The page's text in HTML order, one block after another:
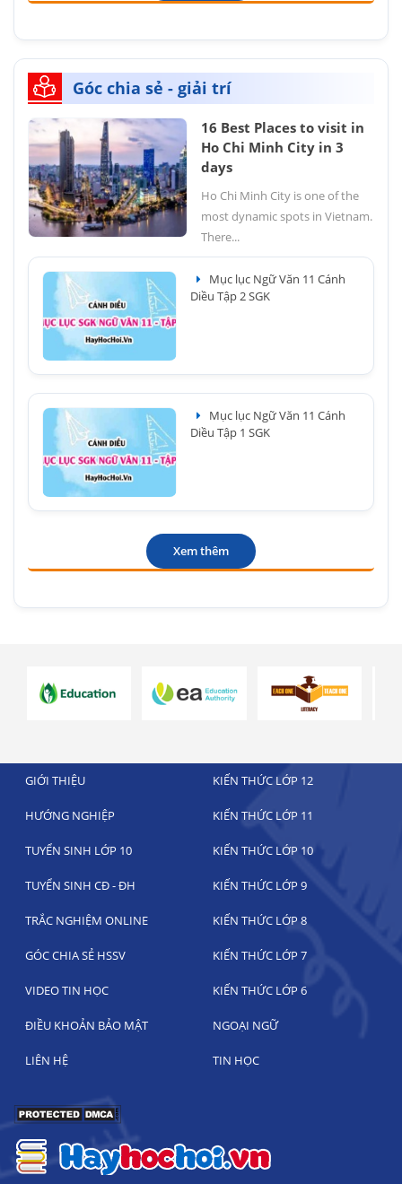
Góc chia sẻ - giải trí
16 Best Places to visit in
Ho Chi Minh City in 3
days
Ho Chi Minh City is one of the
most dynamic spots in Vietnam.
There...
Mục lục Ngữ Văn 11 Cánh
Diều Tập 2 SGK
Mục lục Ngữ Văn 11 Cánh
Diều Tập 1 SGK
Xem thêm
GIỚI THIỆU KIẾN THỨC LỚP 12
HƯỚNG NGHIỆP KIẾN THỨC LỚP 11
TUYỂN SINH LỚP 10 KIẾN THỨC LỚP 10
TUYỂN SINH CĐ - ĐH KIẾN THỨC LỚP 9
TRẮC NGHIỆM ONLINE KIẾN THỨC LỚP 8
GÓC CHIA SẺ HSSV KIẾN THỨC LỚP 7
VIDEO TIN HỌC KIẾN THỨC LỚP 6
ĐIỀU KHOẢN BẢO MẬT NGOẠI NGỮ
LIÊN HỆ TIN HỌC